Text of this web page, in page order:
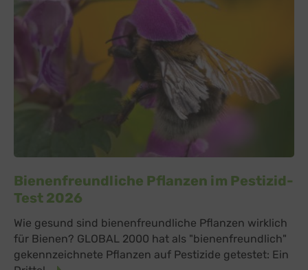
Bienenfreundliche Pflanzen im Pestizid-
Test 2026
Wie gesund sind bienenfreundliche Pflanzen wirklich
für Bienen? GLOBAL 2000 hat als "bienenfreundlich"
gekennzeichnete Pflanzen auf Pestizide getestet: Ein